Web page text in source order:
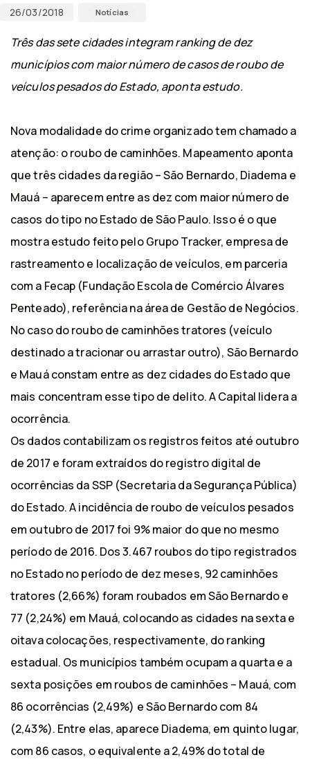
26/03/2018 Notícias
Três das sete cidades integram ranking de dez
municípios com maior número de casos de roubo de
veículos pesados do Estado, aponta estudo.
Nova modalidade do crime organizado tem chamado a
atenção: o roubo de caminhões. Mapeamento aponta
que três cidades da região – São Bernardo, Diadema e
Mauá – aparecem entre as dez com maior número de
casos do tipo no Estado de São Paulo. Isso é o que
mostra estudo feito pelo Grupo Tracker, empresa de
rastreamento e localização de veículos, em parceria
com a Fecap (Fundação Escola de Comércio Álvares
Penteado), referência na área de Gestão de Negócios.
No caso do roubo de caminhões tratores (veículo
destinado a tracionar ou arrastar outro), São Bernardo
e Mauá constam entre as dez cidades do Estado que
mais concentram esse tipo de delito. A Capital lidera a
ocorrência.
Os dados contabilizam os registros feitos até outubro
de 2017 e foram extraídos do registro digital de
ocorrências da SSP (Secretaria da Segurança Pública)
do Estado. A incidência de roubo de veículos pesados
em outubro de 2017 foi 9% maior do que no mesmo
período de 2016. Dos 3.467 roubos do tipo registrados
no Estado no período de dez meses, 92 caminhões
tratores (2,66%) foram roubados em São Bernardo e
77 (2,24%) em Mauá, colocando as cidades na sexta e
oitava colocações, respectivamente, do ranking
estadual. Os municípios também ocupam a quarta e a
sexta posições em roubos de caminhões – Mauá, com
86 ocorrências (2,49%) e São Bernardo com 84
(2,43%). Entre elas, aparece Diadema, em quinto lugar,
com 86 casos, o equivalente a 2,49% do total de